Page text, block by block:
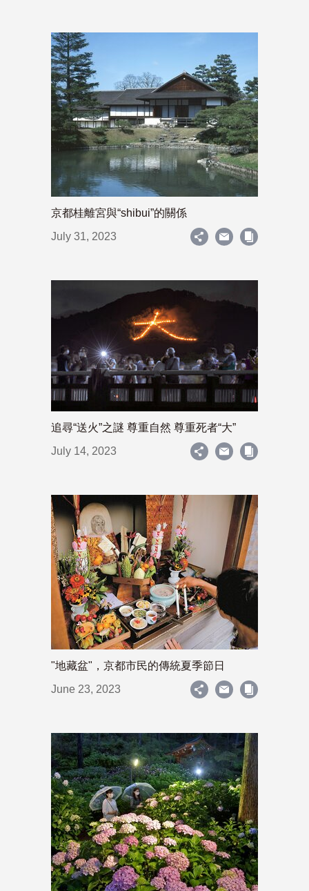
京都桂離宮與“shibui”的關係
July 31, 2023
追尋“送火”之謎 尊重自然 尊重死者“大”
July 14, 2023
"地藏盆"，京都市民的傳統夏季節日
June 23, 2023